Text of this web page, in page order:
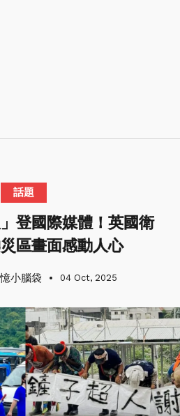
話題
登國際媒體！英國衛
區畫面感動人心
小腦袋 04 Oct, 2025